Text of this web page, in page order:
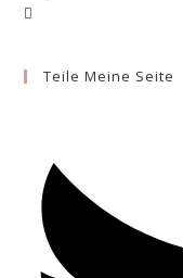
Teile Meine Seite